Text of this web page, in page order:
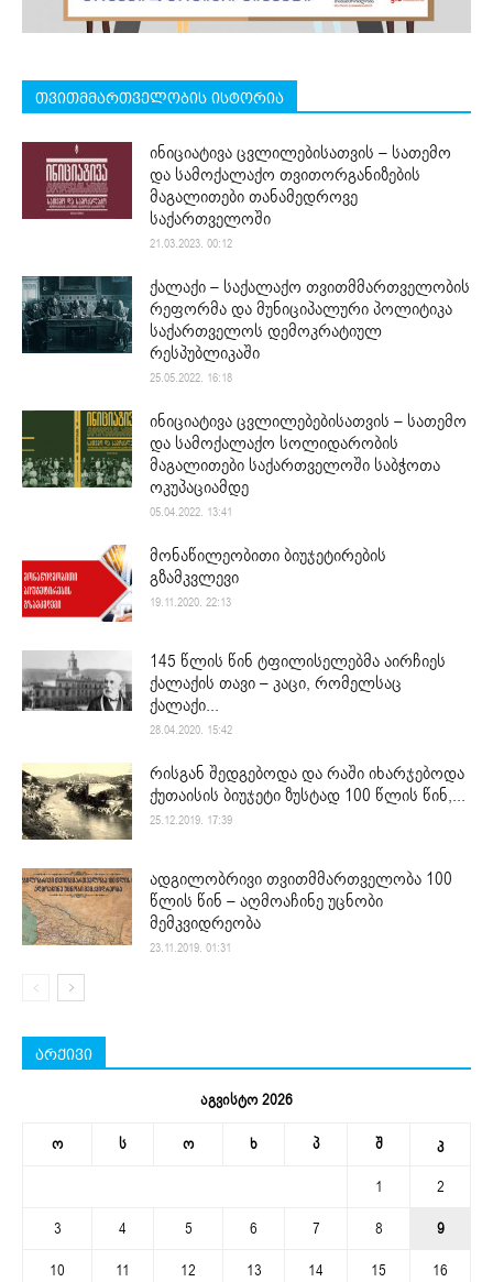
თვითმმართველობის ისტორია
ინიციატივა ცვლილებისათვის – სათემო
და სამოქალაქო თვითორგანიზების
მაგალითები თანამედროვე
საქართველოში
21.03.2023. 00:12
ქალაქი – საქალაქო თვითმმართველობის
რეფორმა და მუნიციპალური პოლიტიკა
საქართველოს დემოკრატიულ
რესპუბლიკაში
25.05.2022. 16:18
ინიციატივა ცვლილებებისათვის – სათემო
და სამოქალაქო სოლიდარობის
მაგალითები საქართველოში საბჭოთა
ოკუპაციამდე
05.04.2022. 13:41
მონაწილეობითი ბიუჯეტირების
გზამკვლევი
19.11.2020. 22:13
145 წლის წინ ტფილისელებმა აირჩიეს
ქალაქის თავი – კაცი, რომელსაც
ქალაქი...
28.04.2020. 15:42
რისგან შედგებოდა და რაში იხარჯებოდა
ქუთაისის ბიუჯეტი ზუსტად 100 წლის წინ,...
25.12.2019. 17:39
ადგილობრივი თვითმმართველობა 100
წლის წინ – აღმოაჩინე უცნობი
მემკვიდრეობა
23.11.2019. 01:31
არქივი
აგვისტო 2026
ო ს ო ხ პ შ კ
1
2
3
4 5 6 7 8
9
10
11 12 13 14 15
16